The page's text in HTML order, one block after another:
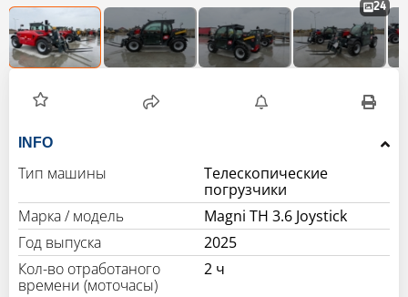
24
INFO
Тип машины
Телескопические
погрузчики
Марка / модель
Magni TH 3.6 Joystick
Год выпуска
2025
Кол-во отработаного
времени (моточасы)
2 ч